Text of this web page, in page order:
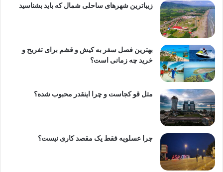
زیباترین شهرهای ساحلی شمال که باید بشناسید
بهترین فصل سفر به کیش و قشم برای تفریح و
خرید چه زمانی است؟
متل قو کجاست و چرا اینقدر محبوب شده؟
چرا عسلویه فقط یک مقصد کاری نیست؟